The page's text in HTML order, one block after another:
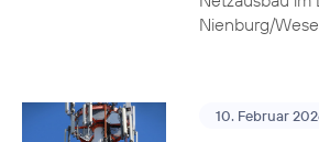
Nienburg/
10. Februar